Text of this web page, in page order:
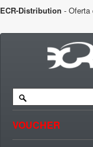
ECR-Distribution - Oferta
VOUCHER